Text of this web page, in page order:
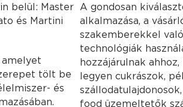
belül: Master
és Martini
tölt be
és
A gondosan
alkalmazása, a
szakemberekkel
technológiák
hozzájárulnak
legyen cukrászok,
food üzemeltetők